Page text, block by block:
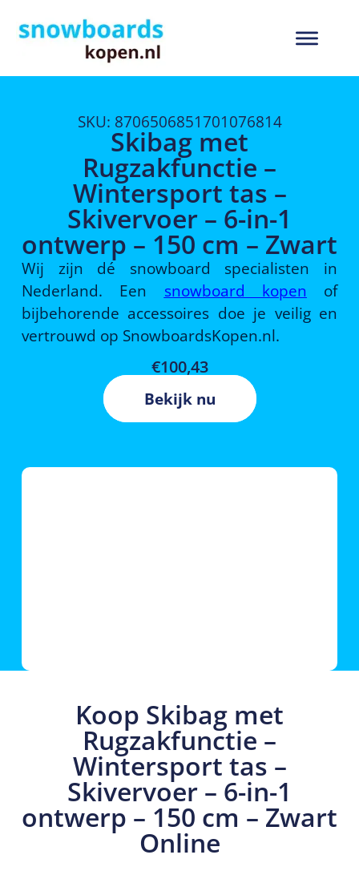
SKU: 8706506851701076814
Skibag met
Rugzakfunctie –
Wintersport tas –
Skivervoer – 6-in-1
ontwerp – 150 cm – Zwart
Wij zijn dé snowboard specialisten in
Nederland. Een snowboard kopen of
bijbehorende accessoires doe je veilig en
vertrouwd op SnowboardsKopen.nl.
€100,43
Bekijk nu
Koop Skibag met
Rugzakfunctie –
Wintersport tas –
Skivervoer – 6-in-1
ontwerp – 150 cm – Zwart
Online